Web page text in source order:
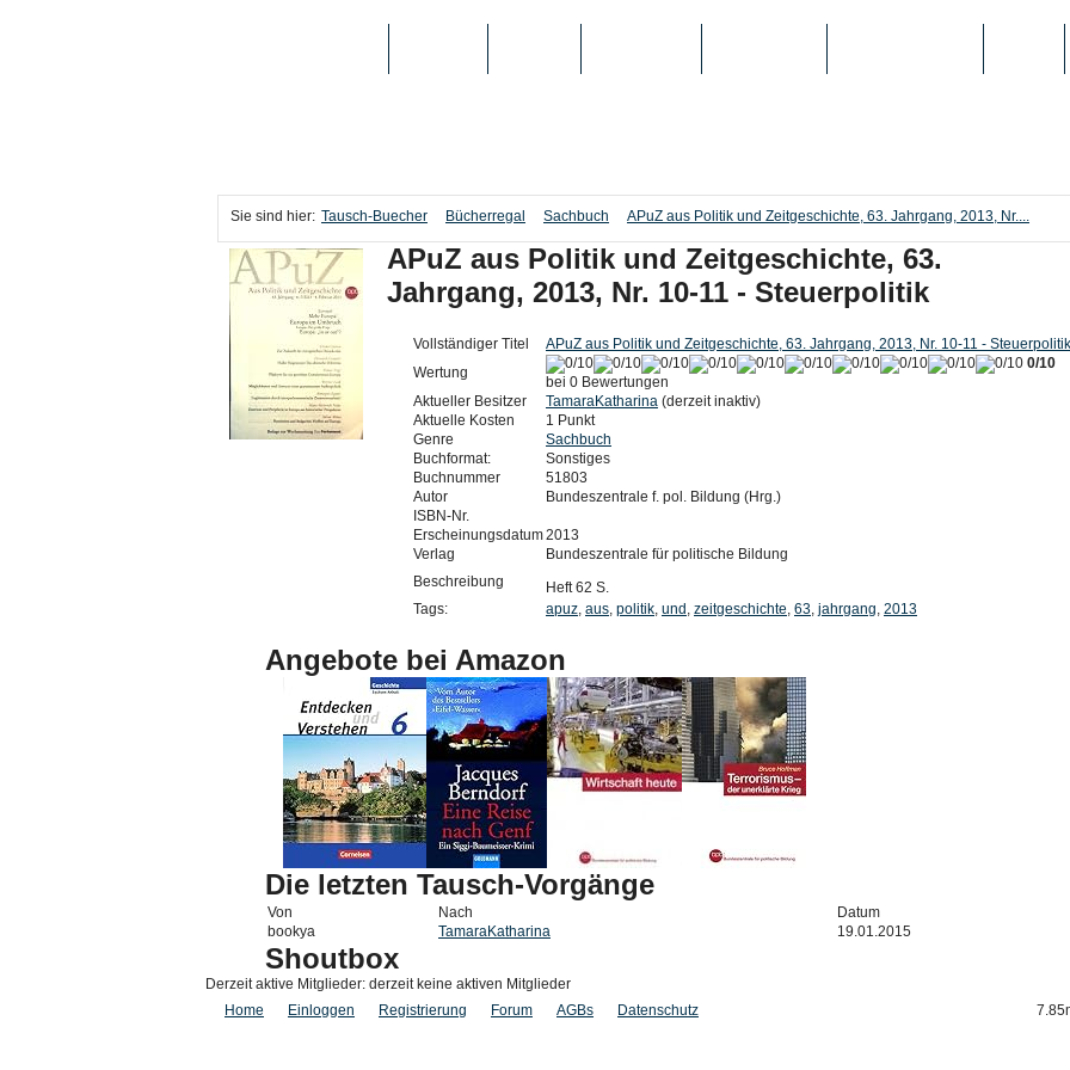
Sie sind hier: Tausch-Buecher Bücherregal Sachbuch APuZ aus Politik und Zeitgeschichte, 63. Jahrgang, 2013, Nr....
APuZ aus Politik und Zeitgeschichte, 63.
Jahrgang, 2013, Nr. 10-11 - Steuerpolitik
Vollständiger Titel
APuZ aus Politik und Zeitgeschichte, 63. Jahrgang, 2013, Nr. 10-11 - Steuerpolitik
Wertung
0/10
bei 0 Bewertungen
Aktueller Besitzer
TamaraKatharina (derzeit inaktiv)
Aktuelle Kosten
1 Punkt
Genre
Sachbuch
Buchformat:
Sonstiges
Buchnummer
51803
Autor
Bundeszentrale f. pol. Bildung (Hrg.)
ISBN-Nr.
Erscheinungsdatum2013
Verlag
Bundeszentrale für politische Bildung
Beschreibung
Heft 62 S.
Tags:
apuz, aus, politik, und , zeitgeschichte, 63, jahrgang, 2013
Angebote bei Amazon
Die letzten Tausch-Vorgänge
Von Nach
Datum
bookya
TamaraKatharina 19.01.2015
Shoutbox
Derzeit aktive Mitglieder: derzeit keine aktiven Mitglieder
Home
Einloggen Registrierung Forum AGBs Datenschutz